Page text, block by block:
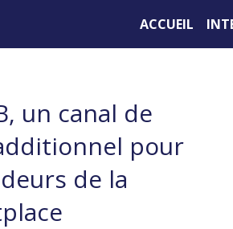
ACCUEIL
un canal de
pour
de la